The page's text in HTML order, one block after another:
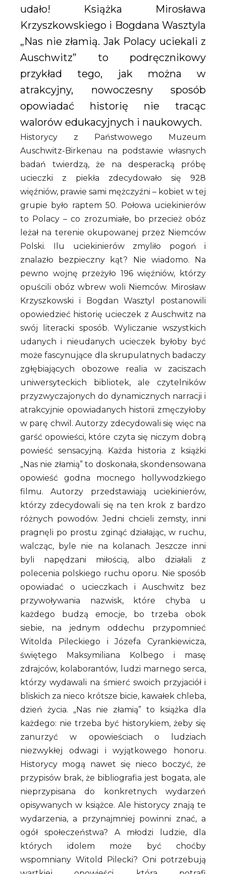
udało! Książka Mirosława
Krzyszkowskiego i Bogdana Wasztyla
„Nas nie złamią. Jak Polacy uciekali z
Auschwitz” to podręcznikowy
przykład tego, jak można w
atrakcyjny, nowoczesny sposób
opowiadać historię nie tracąc
walorów edukacyjnych i naukowych.
Historycy z Państwowego Muzeum
Auschwitz-Birkenau na podstawie własnych
badań twierdzą, że na desperacką próbę
ucieczki z piekła zdecydowało się 928
więźniów, prawie sami mężczyźni – kobiet w tej
grupie było raptem 50. Połowa uciekinierów
to Polacy – co zrozumiałe, bo przecież obóz
leżał na terenie okupowanej przez Niemców
Polski. Ilu uciekinierów zmyliło pogoń i
znalazło bezpieczny kąt? Nie wiadomo. Na
pewno wojnę przeżyło 196 więźniów, którzy
opuścili obóz wbrew woli Niemców. Mirosław
Krzyszkowski i Bogdan Wasztyl postanowili
opowiedzieć historię ucieczek z Auschwitz na
swój literacki sposób. Wyliczanie wszystkich
udanych i nieudanych ucieczek byłoby być
może fascynujące dla skrupulatnych badaczy
zgłębiających obozowe realia w zaciszach
uniwersyteckich bibliotek, ale czytelników
przyzwyczajonych do dynamicznych narracji i
atrakcyjnie opowiadanych historii zmęczyłoby
w parę chwil. Autorzy zdecydowali się więc na
garść opowieści, które czyta się niczym dobrą
powieść sensacyjną. Każda historia z książki
„Nas nie złamią” to doskonała, skondensowana
opowieść godna mocnego hollywodzkiego
filmu. Autorzy przedstawiają uciekinierów,
którzy zdecydowali się na ten krok z bardzo
różnych powodów. Jedni chcieli zemsty, inni
pragnęli po prostu zginąć działając, w ruchu,
walcząc, byle nie na kolanach. Jeszcze inni
byli napędzani miłością, albo działali z
polecenia polskiego ruchu oporu. Nie sposób
opowiadać o ucieczkach i Auschwitz bez
przywoływania nazwisk, które chyba u
każdego budzą emocje, bo trzeba obok
siebie, na jednym oddechu przypomnieć
Witolda Pileckiego i Józefa Cyrankiewicza,
świętego Maksymiliana Kolbego i masę
zdrajców, kolaborantów, ludzi marnego serca,
którzy wydawali na śmierć swoich przyjaciół i
bliskich za nieco krótsze bicie, kawałek chleba,
dzień życia. „Nas nie złamią” to książka dla
każdego: nie trzeba być historykiem, żeby się
zanurzyć w opowieściach o ludziach
niezwykłej odwagi i wyjątkowego honoru.
Historycy mogą nawet się nieco boczyć, że
przypisów brak, że bibliografia jest bogata, ale
nieprzypisana do konkretnych wydarzeń
opisywanych w książce. Ale historycy znają te
wydarzenia, a przynajmniej powinni znać, a
ogół społeczeństwa? A młodzi ludzie, dla
których idolem może być choćby
wspomniany Witold Pilecki? Oni potrzebują